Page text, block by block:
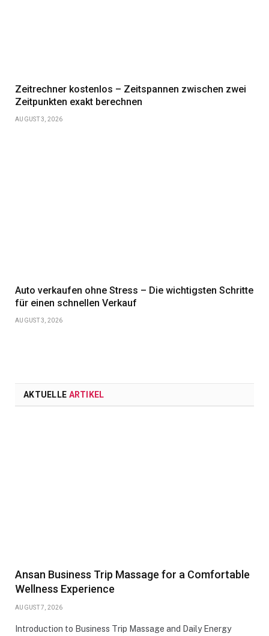
Zeitrechner kostenlos – Zeitspannen zwischen zwei
Zeitpunkten exakt berechnen
AUGUST 3, 2026
Auto verkaufen ohne Stress – Die wichtigsten Schritte
für einen schnellen Verkauf
AUGUST 3, 2026
AKTUELLE ARTIKEL
Ansan Business Trip Massage for a Comfortable
Wellness Experience
AUGUST 7, 2026
Introduction to Business Trip Massage and Daily Energy